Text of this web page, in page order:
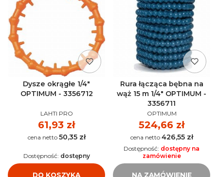
Dysze okrągłe 1/4"
OPTIMUM - 3356712
PRODUCENT
LAHTI PRO
Cena
61,93 zł
Cena 50,35 zł
DO KOSZYKA
Dostępność: dostępny
Rura łącząca bębna na
wąż 15 m 1/4" OPTIMUM -
3356711
PRODUCENT
OPTIMUM
Cena
524,66 zł
Cena 426,55 zł
NA ZAMÓWIENIE
Dostępność: dostępny na
zamówienie